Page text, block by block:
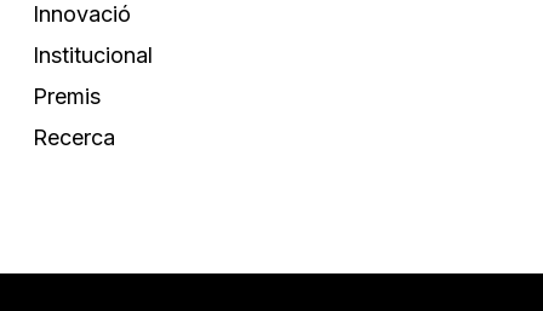
Innovació
Institucional
Premis
Recerca